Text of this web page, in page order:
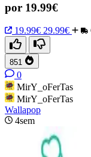
por 19.99€
19.99€ 29.99€
851
0
MirY_oFerTas
MirY_oFerTas
Wallapop
4sem